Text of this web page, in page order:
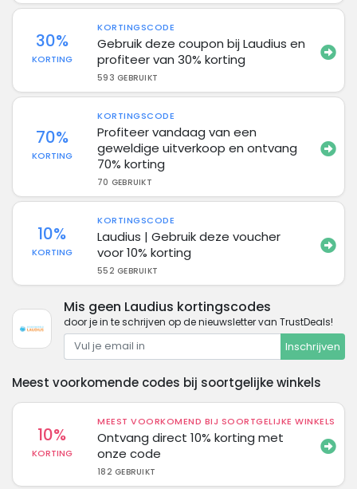
30%
KORTING
KORTINGSCODE
Gebruik deze coupon bij Laudius en
profiteer van 30% korting
593 GEBRUIKT
70%
KORTING
KORTINGSCODE
Profiteer vandaag van een
geweldige uitverkoop en ontvang
70% korting
70 GEBRUIKT
10%
KORTING
KORTINGSCODE
Laudius | Gebruik deze voucher
voor 10% korting
552 GEBRUIKT
Mis geen Laudius kortingscodes
door je in te schrijven op de nieuwsletter van TrustDeals!
Inschrijven
Meest voorkomende codes bij soortgelijke winkels
10%
KORTING
MEEST VOORKOMEND BIJ SOORTGELIJKE WINKELS
Ontvang direct 10% korting met
onze code
182 GEBRUIKT